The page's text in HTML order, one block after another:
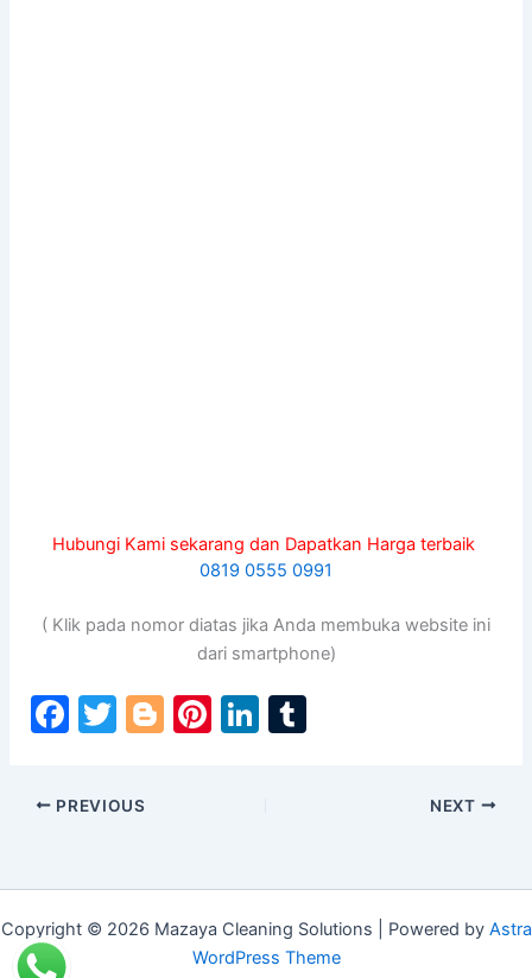
Hubungi Kami sekarang dan Dapatkan Harga terbaik
0819 0555 0991
( Klik pada nomor diatas jika Anda membuka website ini
dari smartphone)
F
c
e
o
o
T
itt
er
Bl Pi Li
n
PREVIOUS NEXT
Copyright © 2026 Mazaya Cleaning Solutions | Powered by Astra
WordPress Theme